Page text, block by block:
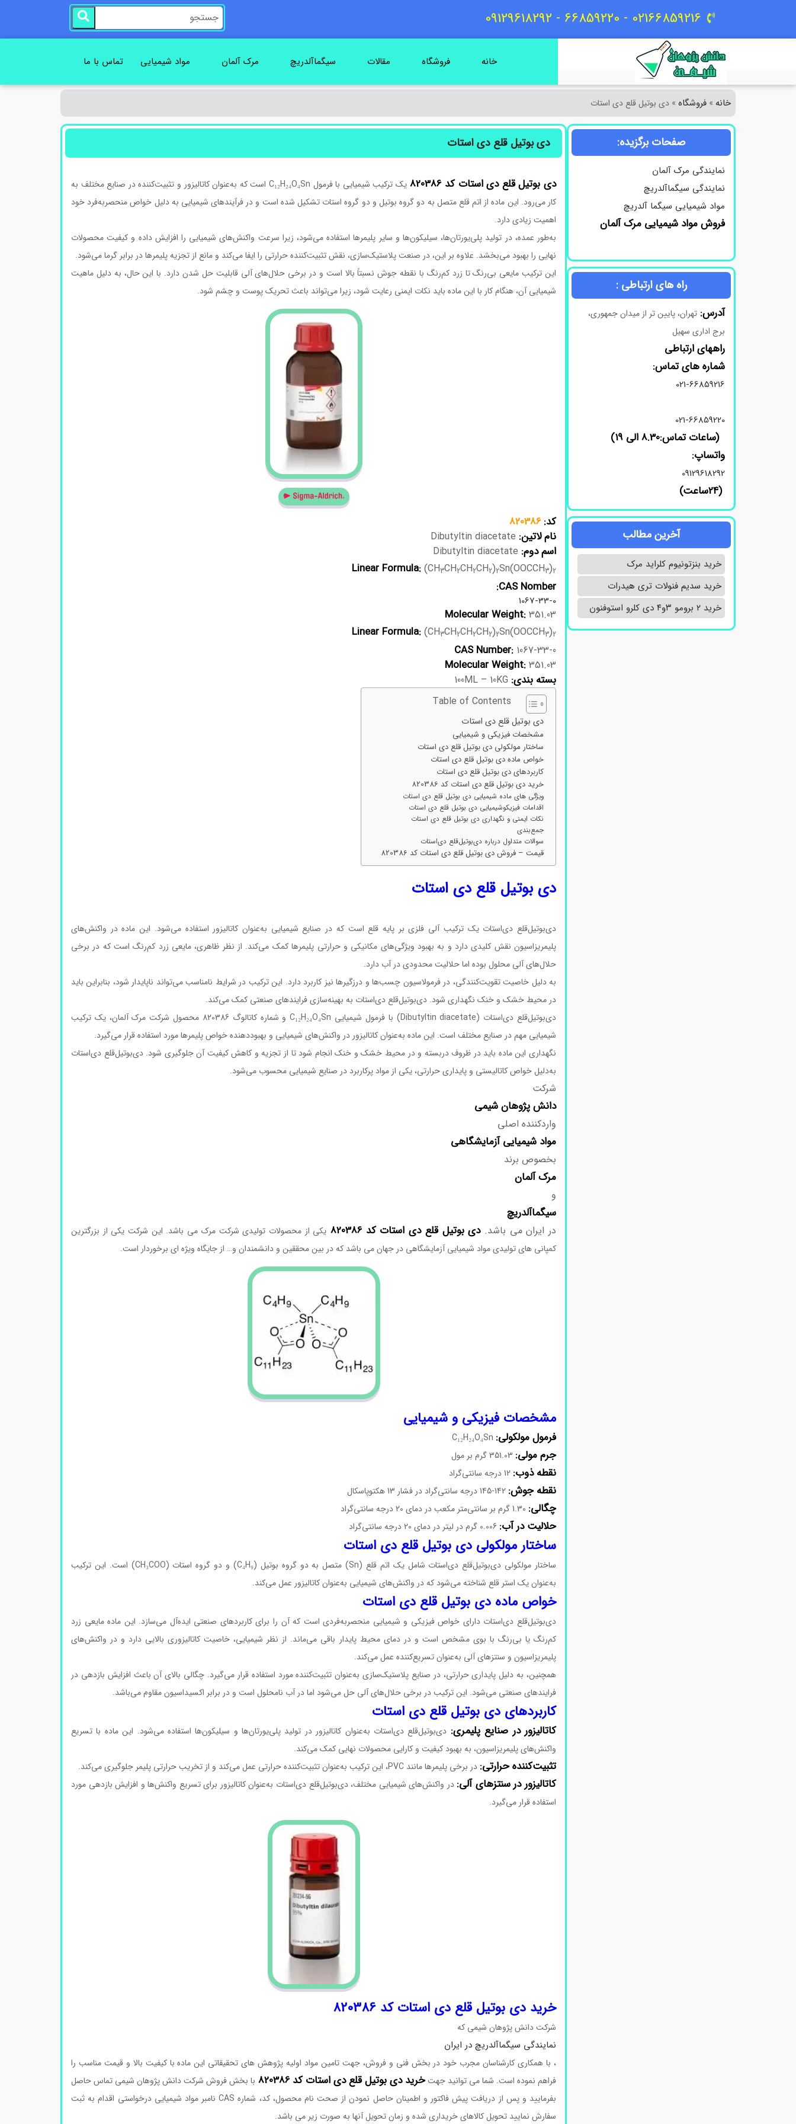
02166859216 - 66859220 - 09129618292
خانه فروشگاه مقالات سیگماآلدریچ مرک آلمان مواد شیمیایی تماس با ما
خانه » فروشگاه» دی بوتیل قلع دی استات
صفحات برگزیده:
نمایندگی مرک آلمان
نمایندگی سیگماآلدریچ
مواد شیمیایی سیگما آلدریچ
فروش مواد شیمیایی مرک آلمان
راه های ارتباطی :
آدرس: تهران، پایین تر از میدان جمهوری،
برج اداری سهیل
راههای ارتباطی
شماره های تماس:
021-66859216
021-66859220
(ساعات تماس:8.30 الی 19)
واتساپ:
09129618292
(24ساعت)
آخرین مطالب
خرید بنزتونیوم کلراید مرک
خرید سدیم فنولات تری هیدرات
خرید ۲ برومو ۳و۴ دی‌ کلرو استوفنون
دی بوتیل قلع دی استات
دی بوتیل قلع دی استات کد 820386
یک ترکیب شیمیایی با فرمول C₁₂H₂₄O₄Sn است که به‌عنوان کاتالیزور و تثبیت‌کننده در صنایع مختلف به
کار می‌رود. این ماده از اتم قلع متصل به دو گروه بوتیل و دو گروه استات تشکیل شده است و در فرآیندهای شیمیایی به دلیل خواص منحصربه‌فرد خود
اهمیت زیادی دارد.
به‌طور عمده، در تولید پلی‌یورتان‌ها، سیلیکون‌ها و سایر پلیمرها استفاده می‌شود، زیرا سرعت واکنش‌های شیمیایی را افزایش داده و کیفیت محصولات
نهایی را بهبود می‌بخشد. علاوه بر این، در صنعت پلاستیک‌سازی، نقش تثبیت‌کننده حرارتی را ایفا می‌کند و مانع از تجزیه پلیمرها در برابر گرما می‌شود.
این ترکیب مایعی بی‌رنگ تا زرد کم‌رنگ با نقطه جوش نسبتاً بالا است و در برخی حلال‌های آلی قابلیت حل شدن دارد. با این حال، به دلیل ماهیت
شیمیایی آن، هنگام کار با این ماده باید نکات ایمنی رعایت شود، زیرا می‌تواند باعث تحریک پوست و چشم شود.
کد:820386
نام لاتین:
اسم دوم: Dibutyltin diacetate
Linear Formula: (CH3CH2CH2CH2)2Sn(OOCCH3)2
CAS Nomber:
1067-33-0
Molecular Weight: 351.03
Linear Formula: (CH3CH2CH2CH2)2Sn(OOCCH3)2
CAS Number: 1067-33-0
Molecular Weight: 351.03
بسته بندی:
Table of Contents
دی بوتیل قلع دی استات
مشخصات فیزیکی و شیمیایی
ساختار مولکولی دی بوتیل قلع دی استات
خواص ماده دی بوتیل قلع دی استات
کاربردهای دی بوتیل قلع دی استات
خرید دی بوتیل قلع دی استات کد 820386
ویژگی های ماده شیمیایی دی بوتیل قلع دی استات
اقدامات فیزیکوشیمیایی دی بوتیل قلع دی استات
نکات ایمنی و نگهداری دی بوتیل قلع دی استات
جمع‌بندی
سوالات متداول درباره دی‌بوتیل‌قلع دی‌استات
قیمت – فروش دی بوتیل قلع دی استات کد 820386
دی بوتیل قلع دی استات
دی‌بوتیل‌قلع دی‌استات یک ترکیب آلی فلزی بر پایه قلع است که در صنایع شیمیایی به‌عنوان کاتالیزور استفاده می‌شود. این ماده در واکنش‌های
پلیمریزاسیون نقش کلیدی دارد و به بهبود ویژگی‌های مکانیکی و حرارتی پلیمرها کمک می‌کند. از نظر ظاهری، مایعی زرد کم‌رنگ است که در برخی
حلال‌های آلی محلول بوده اما حلالیت محدودی در آب دارد.
به دلیل خاصیت تقویت‌کنندگی، در فرمولاسیون چسب‌ها و درزگیرها نیز کاربرد دارد. این ترکیب در شرایط نامناسب می‌تواند ناپایدار شود، بنابراین باید
در محیط خشک و خنک نگهداری شود. دی‌بوتیل‌قلع دی‌استات به بهینه‌سازی فرایندهای صنعتی کمک می‌کند.
دی‌بوتیل‌قلع دی‌استات (Dibutyltin diacetate) با فرمول شیمیایی C₁₂H₂₄O₄Sn و شماره کاتالوگ 820386 محصول شرکت مرک آلمان، یک ترکیب
شیمیایی مهم در صنایع مختلف است. این ماده به‌عنوان کاتالیزور در واکنش‌های شیمیایی و بهبود‌دهنده خواص پلیمرها مورد استفاده قرار می‌گیرد.
نگهداری این ماده باید در ظروف دربسته و در محیط خشک و خنک انجام شود تا از تجزیه و کاهش کیفیت آن جلوگیری شود. دی‌بوتیل‌قلع دی‌استات
به‌دلیل خواص کاتالیستی و پایداری حرارتی، یکی از مواد پرکاربرد در صنایع شیمیایی محسوب می‌شود.
شرکت
دانش پژوهان شیمی
واردکننده اصلی
مواد شیمیایی آزمایشگاهی
بخصوص برند
مرکآلمان
و
سیگماآلدریچ
در ایران می باشد.دی بوتیل قلع دی استات کد 820386
یکی از محصولات تولیدی شرکت مرک می باشد. این شرکت یکی از بزرگترین
کمپانی های تولیدی مواد شیمیایی آزمایشگاهی در جهان می باشد که در بین محققین و دانشمندان و… از جایگاه ویژه ای برخوردار است.
مشخصات فیزیکی و شیمیایی
فرمول مولکولی:
جرم مولی:
نقطه ذوب:
نقطه جوش:
چگالی:
حلالیت در آب:
ساختار مولکولی دی بوتیل قلع دی استات
ساختار مولکولی دی‌بوتیل‌قلع دی‌استات شامل یک اتم قلع (Sn) متصل به دو گروه بوتیل (C₄H₉) و دو گروه استات (CH₃COO) است. این ترکیب
به‌عنوان یک استر قلع شناخته می‌شود که در واکنش‌های شیمیایی به‌عنوان کاتالیزور عمل می‌کند.
خواص ماده دی بوتیل قلع دی استات
دی‌بوتیل‌قلع دی‌استات دارای خواص فیزیکی و شیمیایی منحصربه‌فردی است که آن را برای کاربردهای صنعتی ایده‌آل می‌سازد. این ماده مایعی زرد
کم‌رنگ یا بی‌رنگ با بوی مشخص است و در دمای محیط پایدار باقی می‌ماند. از نظر شیمیایی، خاصیت کاتالیزوری بالایی دارد و در واکنش‌های
پلیمریزاسیون و سنتزهای آلی به‌عنوان تسریع‌کننده عمل می‌کند.
همچنین، به دلیل پایداری حرارتی، در صنایع پلاستیک‌سازی به‌عنوان تثبیت‌کننده مورد استفاده قرار می‌گیرد. چگالی بالای آن باعث افزایش بازدهی در
فرایندهای صنعتی می‌شود. این ترکیب در برخی حلال‌های آلی حل می‌شود اما در آب نامحلول است و در برابر اکسیداسیون مقاوم می‌باشد.
کاربردهای دی بوتیل قلع دی استات
کاتالیزور در صنایع پلیمری: دی‌بوتیل‌قلع دی‌استات به‌عنوان کاتالیزور در تولید پلی‌یورتان‌ها و سیلیکون‌ها استفاده می‌شود. این ماده با تسریع
واکنش‌های پلیمریزاسیون، به بهبود کیفیت و کارایی محصولات نهایی کمک می‌کند.
تثبیت‌کننده حرارتی: در برخی پلیمرها مانند PVC، این ترکیب به‌عنوان تثبیت‌کننده حرارتی عمل می‌کند و از تخریب حرارتی پلیمر جلوگیری می‌کند.
کاتالیزور در سنتزهای آلی: در واکنش‌های شیمیایی مختلف، دی‌بوتیل‌قلع دی‌استات به‌عنوان کاتالیزور برای تسریع واکنش‌ها و افزایش بازدهی مورد
استفاده قرار می‌گیرد.
خرید دی بوتیل قلع دی استات کد 820386
شرکت دانش پژوهان شیمی که
نمایندگی سیگماآلدریچ در ایران
، با همکاری کارشناسان مجرب خود در بخش فنی و فروش، جهت تامین مواد اولیه پژوهش های تحقیقاتی این ماده با کیفیت بالا و قیمت مناسب را
فراهم نموده است. شما می توانید جهتخرید دی بوتیل قلع دی استات کد 820386
با بخش فروش شرکت دانش پژوهان شیمی تماس حاصل
بفرمایید و پس از دریافت پیش فاکتور و اطمینان حاصل نمودن از صحت نام محصول، کد، شماره CAS نامبر مواد شیمیایی درخواستی اقدام به ثبت
سفارش نمایید تحویل کالاهای خریداری شده و زمان تحویل آنها به صورت زیر می باشد.